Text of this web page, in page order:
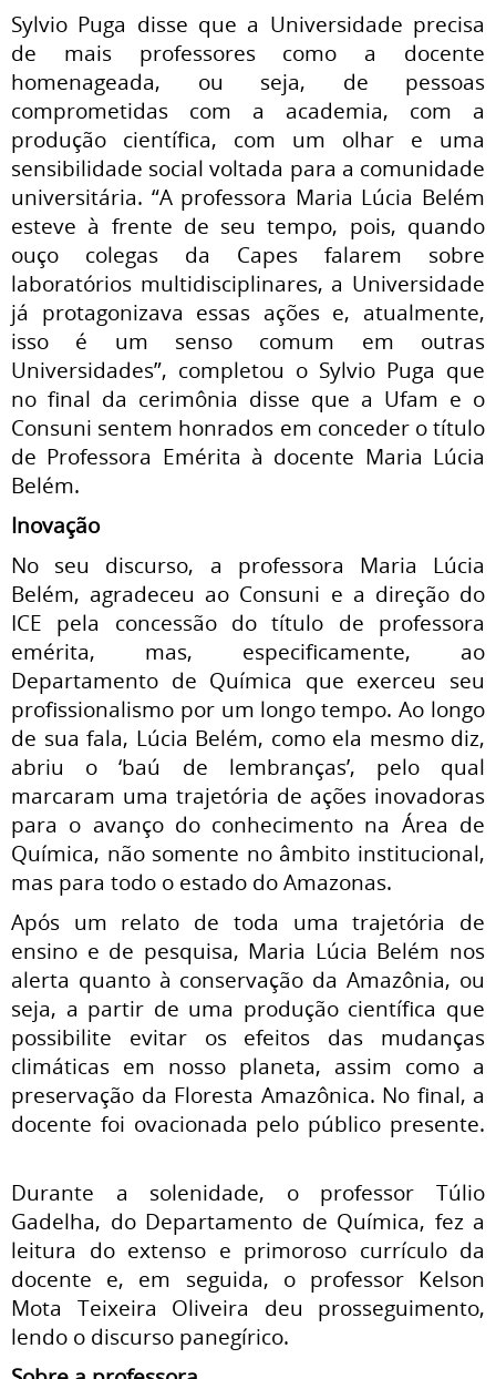
Sylvio Puga disse que a Universidade precisa
de mais professores como a docente
homenageada, ou seja, de pessoas
comprometidas com a academia, com a
produção científica, com um olhar e uma
sensibilidade social voltada para a comunidade
universitária. “A professora Maria Lúcia Belém
esteve à frente de seu tempo, pois, quando
ouço colegas da Capes falarem sobre
laboratórios multidisciplinares, a Universidade
já protagonizava essas ações e, atualmente,
isso é um senso comum em outras
Universidades”, completou o Sylvio Puga que
no final da cerimônia disse que a Ufam e o
Consuni sentem honrados em conceder o título
de Professora Emérita à docente Maria Lúcia
Belém.
Inovação
No seu discurso, a professora Maria Lúcia
Belém, agradeceu ao Consuni e a direção do
ICE pela concessão do título de professora
emérita, mas, especificamente, ao
Departamento de Química que exerceu seu
profissionalismo por um longo tempo. Ao longo
de sua fala, Lúcia Belém, como ela mesmo diz,
abriu o ‘baú de lembranças’, pelo qual
marcaram uma trajetória de ações inovadoras
para o avanço do conhecimento na Área de
Química, não somente no âmbito institucional,
mas para todo o estado do Amazonas.
Após um relato de toda uma trajetória de
ensino e de pesquisa, Maria Lúcia Belém nos
alerta quanto à conservação da Amazônia, ou
seja, a partir de uma produção científica que
possibilite evitar os efeitos das mudanças
climáticas em nosso planeta, assim como a
preservação da Floresta Amazônica. No final, a
docente foi ovacionada pelo público presente.
Durante a solenidade, o professor Túlio
Gadelha, do Departamento de Química, fez a
leitura do extenso e primoroso currículo da
docente e, em seguida, o professor Kelson
Mota Teixeira Oliveira deu prosseguimento,
lendo o discurso panegírico.